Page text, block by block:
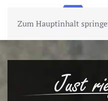
Zum Hauptinhalt